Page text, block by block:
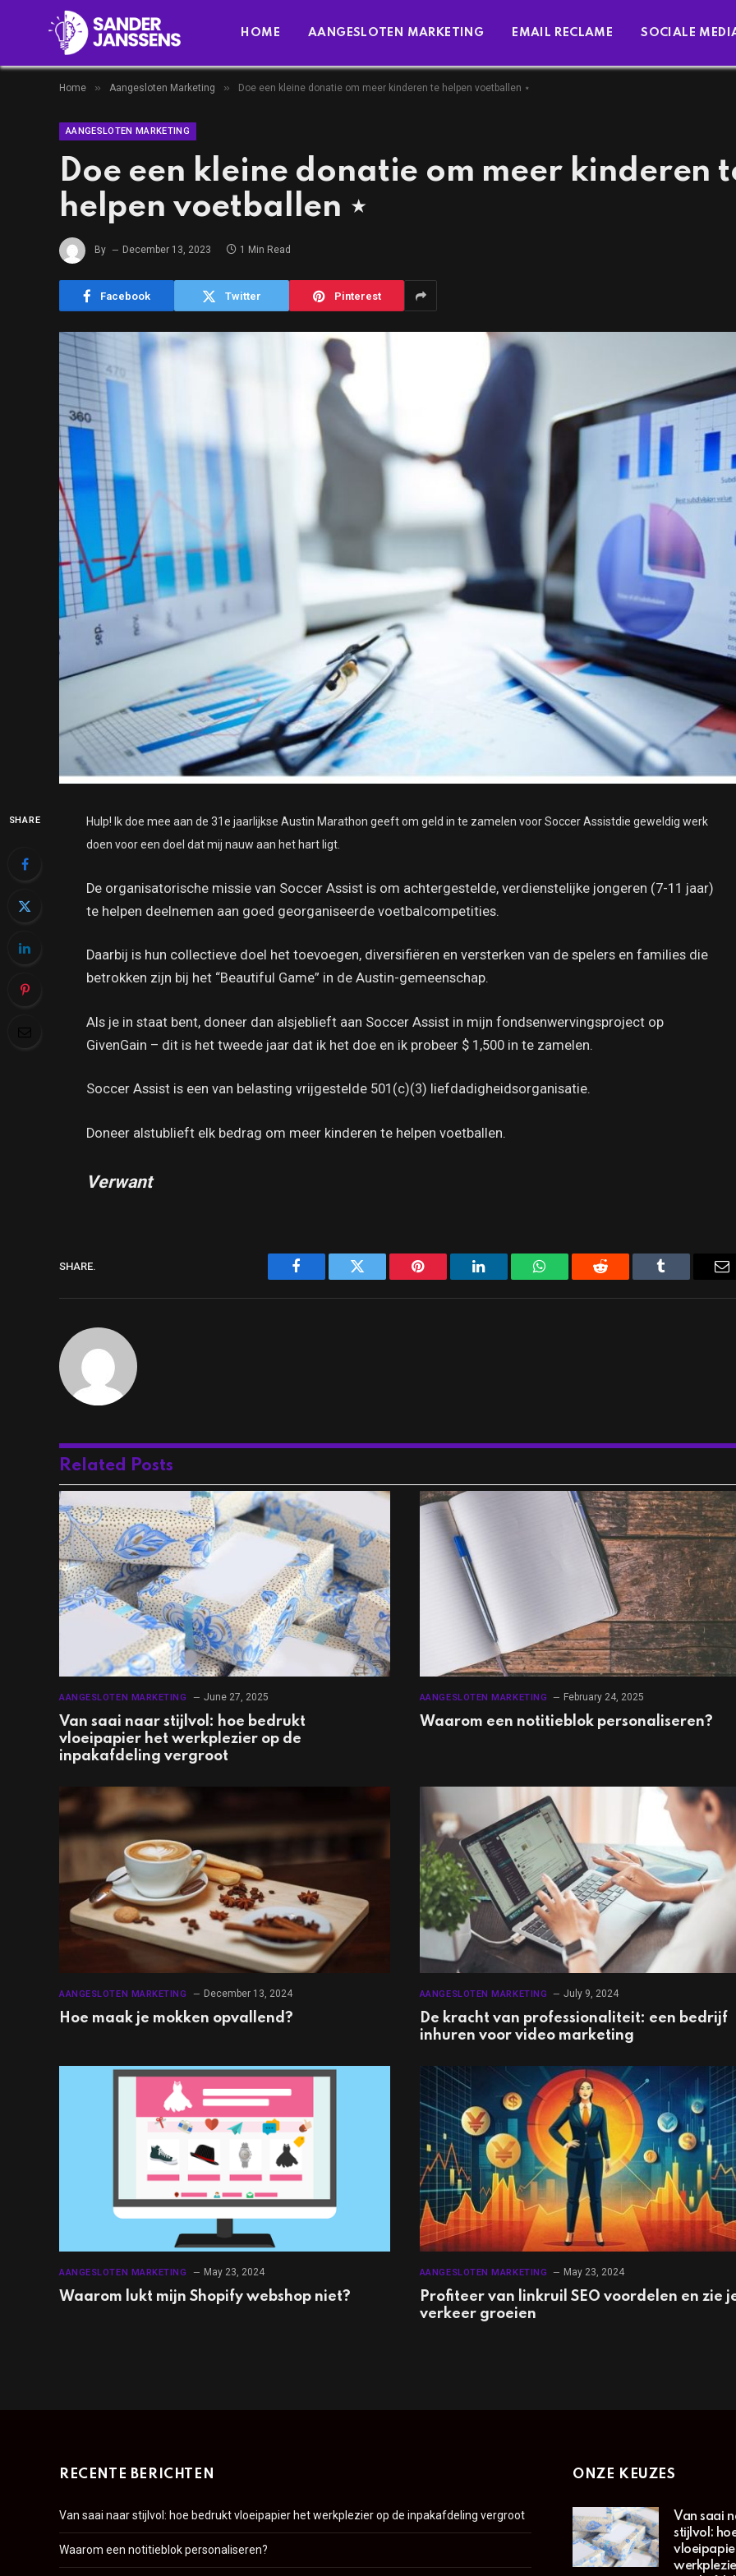
HOME AANGESLOTEN MARKETING EMAIL RECLAME SOCIALE
Home » Aangesloten Marketing » Doe een kleine donatie om meer kinderen te helpen voetballen ⋆
AANGESLOTEN MARKETING
Doe een kleine donatie om meer kinderen
helpen voetballen ⋆
By December 13, 2023 1 Min Read
Facebook Twitter Pinterest
SHARE
Hulp! Ik doe mee aan de 31e jaarlijkse Austin Marathon geeft om geld in te zamelen voor Soccer Assistdie geweldig werk
doen voor een doel dat mij nauw aan het hart ligt.
De organisatorische missie van Soccer Assist is om achtergestelde, verdienstelijke jongeren (7-11 jaar)
te helpen deelnemen aan goed georganiseerde voetbalcompetities.
Daarbij is hun collectieve doel het toevoegen, diversifiëren en versterken van de spelers en families die
betrokken zijn bij het “Beautiful Game” in de Austin-gemeenschap.
Als je in staat bent, doneer dan alsjeblieft aan Soccer Assist in mijn fondsenwervingsproject op
GivenGain – dit is het tweede jaar dat ik het doe en ik probeer $ 1,500 in te zamelen.
Soccer Assist is een van belasting vrijgestelde 501(c)(3) liefdadigheidsorganisatie.
Doneer alstublieft elk bedrag om meer kinderen te helpen voetballen.
Verwant
SHARE.
Facebook Twitter Pinterest LinkedIn WhatsAppReddit Tumblr
Related Posts
AANGESLOTEN MARKETING June 27, 2025
Van saai naar stijlvol: hoe bedrukt
vloeipapier het werkplezier op de
inpakafdeling vergroot
AANGESLOTEN MARKETING February 24, 2025
Waarom een notitieblok personaliseren?
AANGESLOTEN MARKETING December 13, 2024
Hoe maak je mokken opvallend?
AANGESLOTEN MARKETING July 9, 2024
De kracht van professionaliteit: een bedrijf
inhuren voor video marketing
AANGESLOTEN MARKETING May 23, 2024
Waarom lukt mijn Shopify webshop niet?
AANGESLOTEN MARKETING May 23, 2024
Profiteer van linkruil SEO voordelen en zie
verkeer groeien
RECENTE BERICHTEN
Van saai naar stijlvol: hoe bedrukt vloeipapier het werkplezier op de inpakafdeling vergroot
Waarom een notitieblok personaliseren?
ONZE KEUZES
Van saai
stijlvol: